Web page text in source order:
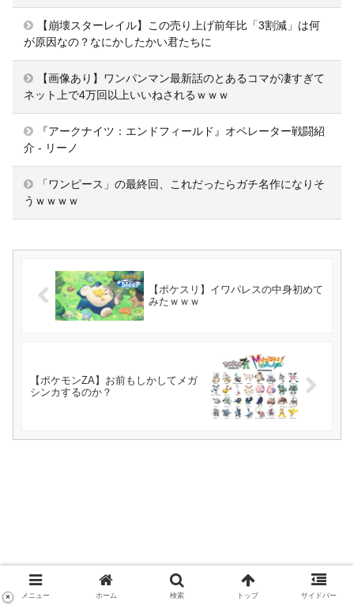
【崩壊スターレイル】この売り上げ前年比「3割減」は何
が原因なの？なにかしたかい君たちに
【画像あり】ワンパンマン最新話のとあるコマが凄すぎて
ネット上で4万回以上いいねされるｗｗｗ
『アークナイツ：エンドフィールド』オペレーター戦闘紹
介 - リーノ
「ワンピース」の最終回、これだったらガチ名作になりそ
うｗｗｗｗ
【ポケスリ】イワパレスの中身初めて
みたｗｗｗ
【ポケモンZA】お前もしかしてメガ
シンカするのか？
メニュー ホーム 検索 トップ サイドバー
×